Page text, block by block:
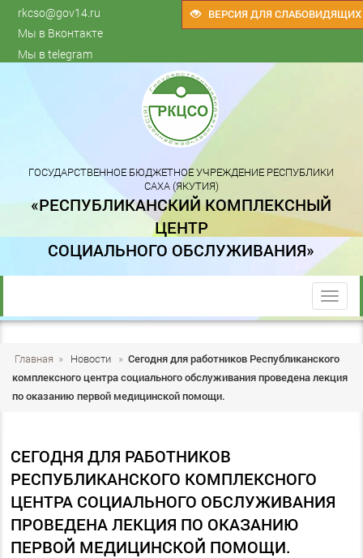
ВЕРСИЯ ДЛЯ СЛАБОВИДЯЩИХ
rkcso@gov14.ru
Мы в Вконтакте
Мы в telegram
ГОСУДАРСТВЕННОЕ БЮДЖЕТНОЕ УЧРЕЖДЕНИЕ РЕСПУБЛИКИ
САХА (ЯКУТИЯ)
«РЕСПУБЛИКАНСКИЙ КОМПЛЕКСНЫЙ
ЦЕНТР
СОЦИАЛЬНОГО ОБСЛУЖИВАНИЯ»
trk
Главная » Новости » Сегодня для работников Республиканского
комплексного центра социального обслуживания проведена лекция
по оказанию первой медицинской помощи.
СЕГОДНЯ ДЛЯ РАБОТНИКОВ
РЕСПУБЛИКАНСКОГО КОМПЛЕКСНОГО
ЦЕНТРА СОЦИАЛЬНОГО ОБСЛУЖИВАНИЯ
ПРОВЕДЕНА ЛЕКЦИЯ ПО ОКАЗАНИЮ
ПЕРВОЙ МЕДИЦИНСКОЙ ПОМОЩИ.